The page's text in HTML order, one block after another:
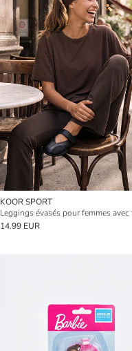
KOOR SPORT
14.99 EUR